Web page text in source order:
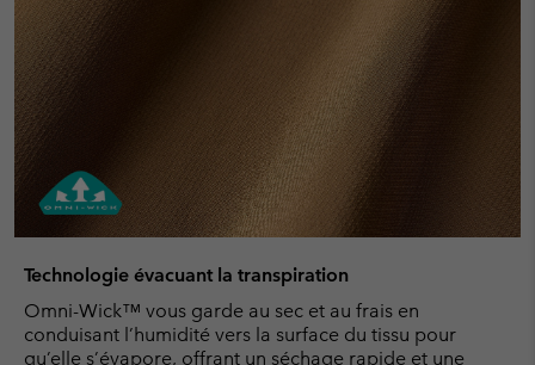
Technologie évacuant la transpiration
Omni-Wick™ vous garde au sec et au frais en
conduisant l’humidité vers la surface du tissu pour
qu’elle s’évapore, offrant un séchage rapide et une